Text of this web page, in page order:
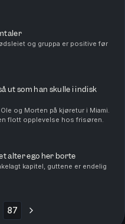
og gruppa er positive før
ut som han skulle i indisk
og Morten på kjøretur i Miami.
flott opplevelse hos frisøren.
alter ego her borte
kapitel, guttene er endelig
87